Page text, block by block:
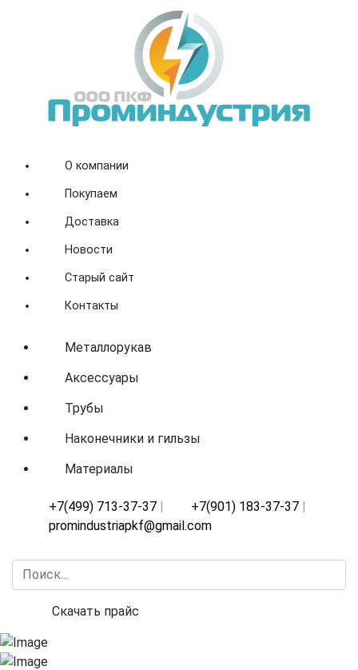
О компании
Покупаем
Доставка
Новости
Старый сайт
Контакты
Металлорукав
Аксессуары
Трубы
Наконечники и гильзы
Материалы
+7(499) 713-37-37 | +7(901) 183-37-37 |
promindustriapkf@gmail.com
Искать...
Скачать прайс
Призводство и продажа